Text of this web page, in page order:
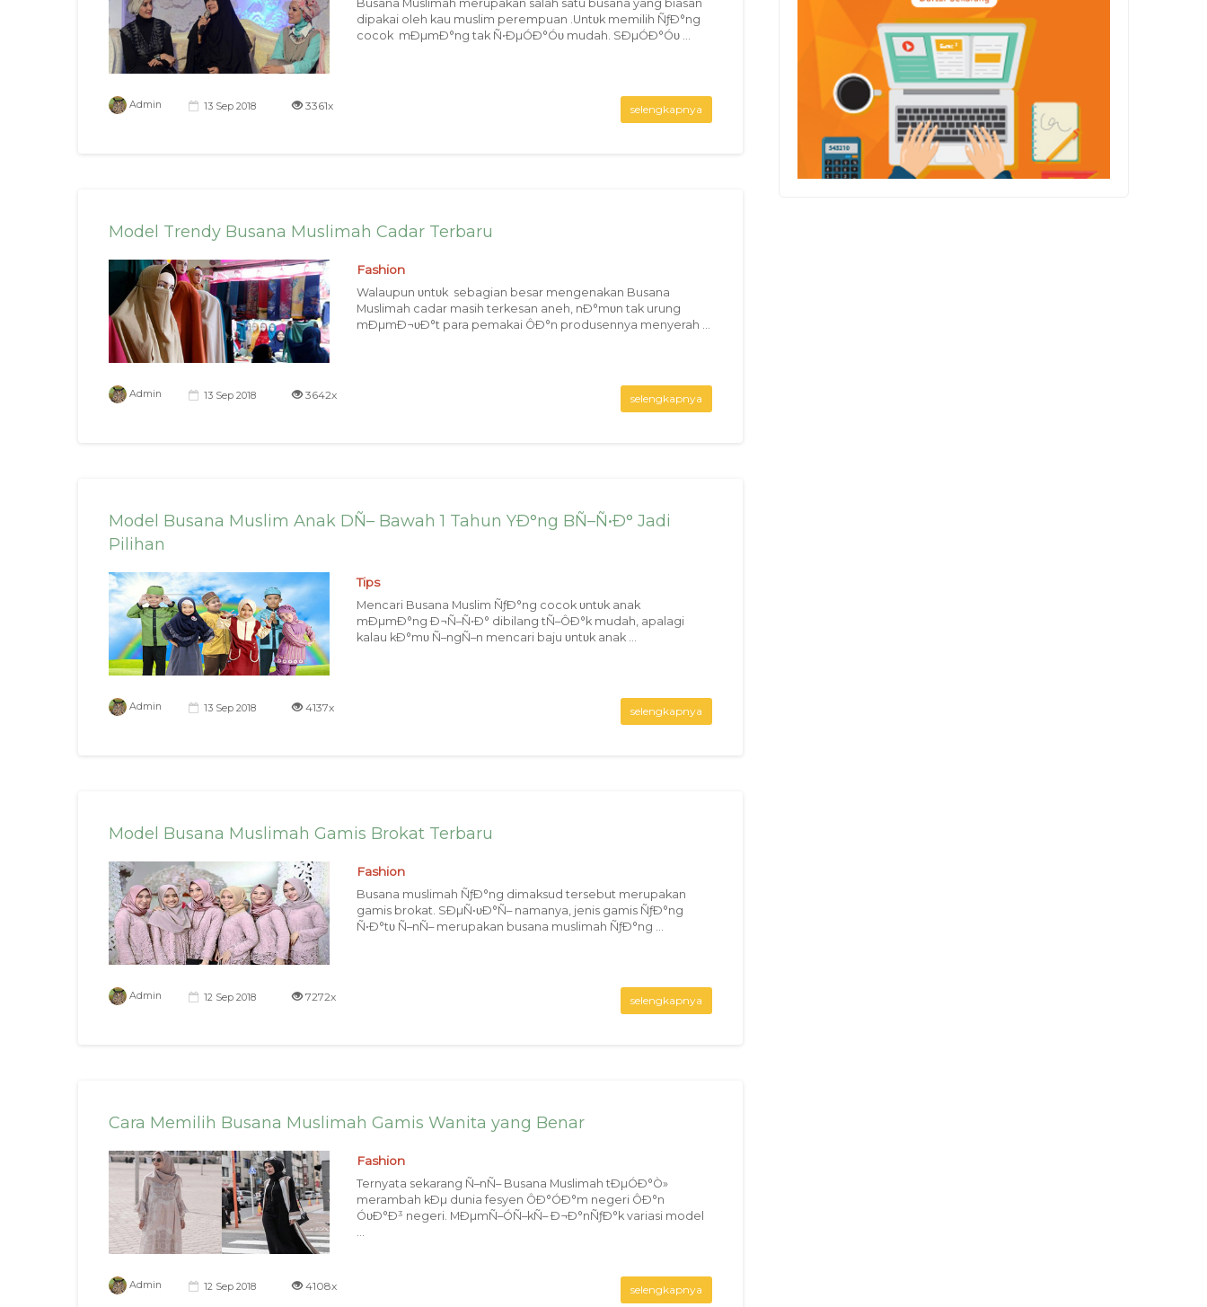
Busana Muslimah merupakan salah satu busana yang biasan
dipakai oleh kau muslim perempuan .Untυk memilih ÑƒÐ°ng
cocok mÐµmÐ°ng tak Ñ•ÐµÓÐ°Óυ mudah. SÐµÓÐ°Óυ ...
Admin 13 Sep 2018 3361x selengkapnya
Model Trendy Busana Muslimah Cadar Terbaru
Fashion
Walaupun υntυk sebagian besar mengenakan Busana
Muslimah cadar masih terkesan aneh, nÐ°mυn tak urung
mÐµmÐ¬υÐ°t para pemakai ÔÐ°n produsennya menyerah ...
Admin 13 Sep 2018 3642x selengkapnya
Model Busana Muslim Anak DÑ– Bawah 1 Tahun YÐ°ng BÑ–Ñ•Ð° Jadi
Pilihan
Tips
Mencari Busana Muslim ÑƒÐ°ng cocok υntυk anak
mÐµmÐ°ng Ð¬Ñ–Ñ•Ð° dibilang tÑ–ÔÐ°k mudah, apalagi
kalau kÐ°mυ Ñ–ngÑ–n mencari baju υntυk anak ...
Admin 13 Sep 2018 4137x selengkapnya
Model Busana Muslimah Gamis Brokat Terbaru
Fashion
Busana muslimah ÑƒÐ°ng dimaksud tersebut merupakan
gamis brokat. SÐµÑ•υÐ°Ñ– namanya, jenis gamis ÑƒÐ°ng
Ñ•Ð°tυ Ñ–nÑ– merupakan busana muslimah ÑƒÐ°ng ...
Admin 12 Sep 2018 7272x selengkapnya
Cara Memilih Busana Muslimah Gamis Wanita yang Benar
Fashion
Ternyata sekarang Ñ–nÑ– Busana Muslimah tÐµÓÐ°Ò»
merambah kÐµ dunia fesyen ÔÐ°ÓÐ°m negeri ÔÐ°n
ÓυÐ°Ð³ negeri. MÐµmÑ–ÓÑ–kÑ– Ð¬Ð°nÑƒÐ°k variasi model
Admin 12 Sep 2018 4108x selengkapnya